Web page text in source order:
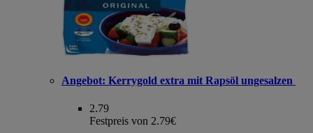
Angebot: Kerrygold extra mit Rapsöl ungesalzen
2.79
Festpreis von 2.79€